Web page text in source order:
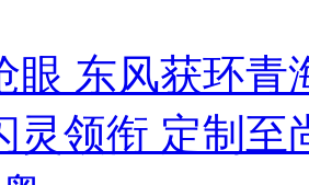
眼 东风获环青
灵领衔 定制至